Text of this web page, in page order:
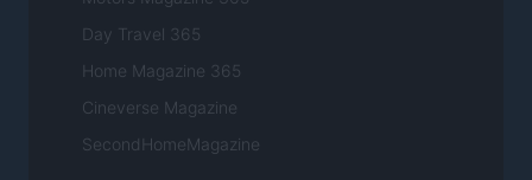
Day Travel 365
Home Magazine 365
Cineverse Magazine
SecondHomeMagazine